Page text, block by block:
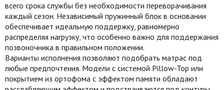
всего срока службы без необходимости переворачивания
каждый сезон. Независимый пружинный блок в основании
обеспечивает идеальную поддержку, равномерно
распределяя нагрузку, что особенно важно для поддержания
позвоночника в правильном положении.
Варианты исполнения позволяют подобрать матрас под
любые предпочтения. Модели с системой Pillow-Top или
покрытием из ортофома с эффектом памяти обладают